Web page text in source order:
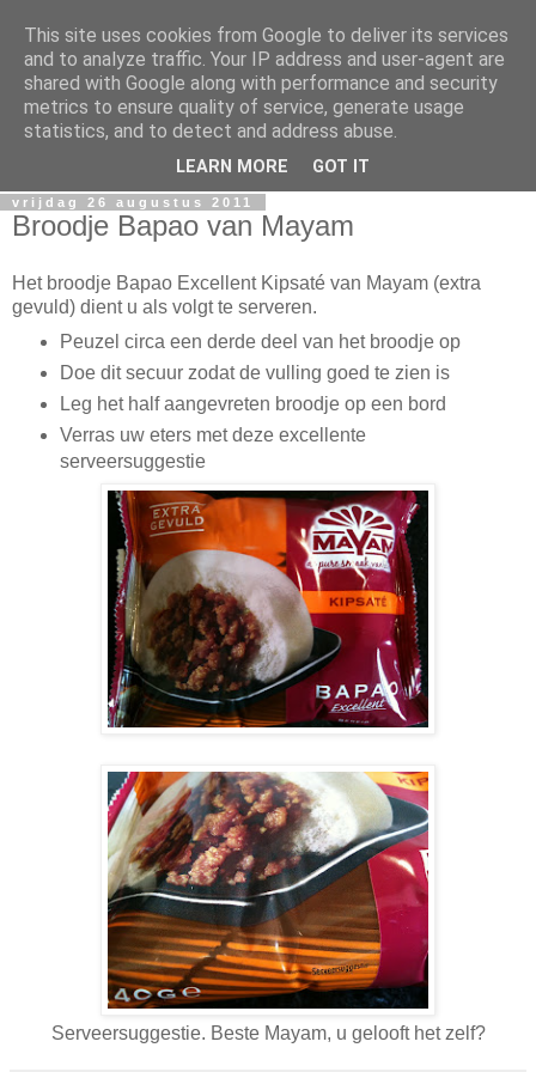
Serveertip.nl
Welkom in de wondere wereld van voedselverpakkingen.
Hier worden serveertips serieus genomen.
vrijdag 26 augustus 2011
Broodje Bapao van Mayam
Het broodje Bapao Excellent Kipsaté van Mayam (extra
gevuld) dient u als volgt te serveren.
Peuzel circa een derde deel van het broodje op
Doe dit secuur zodat de vulling goed te zien is
Leg het half aangevreten broodje op een bord
Verras uw eters met deze excellente
serveersuggestie
Serveersuggestie. Beste Mayam, u gelooft het zelf?
This site uses cookies from Google to deliver its services
and to analyze traffic. Your IP address and user-agent are
shared with Google along with performance and security
metrics to ensure quality of service, generate usage
statistics, and to detect and address abuse.
LEARN MORE GOT IT